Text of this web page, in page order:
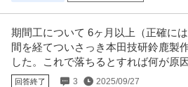
期間工について 6ヶ月以上（正確に
間を経てついさっき本田技研鈴鹿製
した。これで落ちるとすれば何が原
回答終了 3 2025/09/27